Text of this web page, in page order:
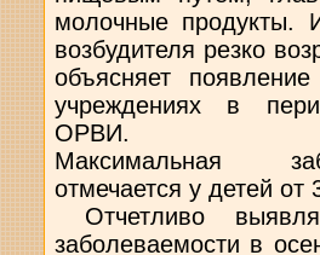
молочные продукты.
возбудителя резко
объясняет
учреждениях в
ОРВИ.
Максимальная
отмечается у детей от
Отчетливо
заболеваемости в